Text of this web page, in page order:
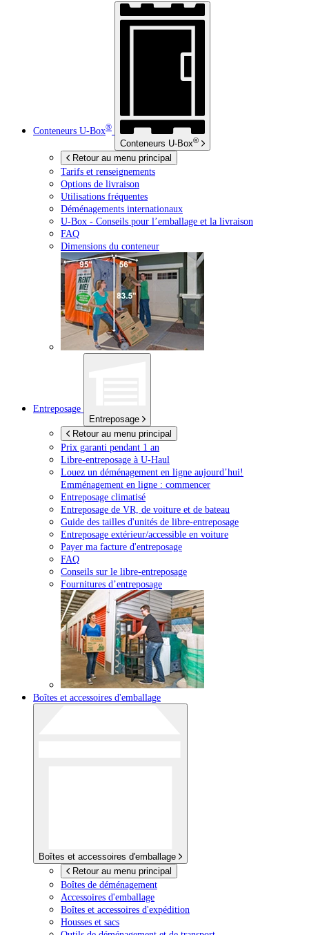
Conteneurs U-Box®
Conteneurs U-Box®
Retour au menu principal
Tarifs et renseignements
Options de livraison
Utilisations fréquentes
Déménagements internationaux
U-Box - Conseils pour l’emballage et la livraison
FAQ
Dimensions du conteneur
Entreposage
Entreposage
Retour au menu principal
Prix garanti pendant 1 an
Libre-entreposage à U-Haul
Louez un déménagement en ligne aujourd’hui!
Emménagement en ligne : commencer
Entreposage climatisé
Entreposage de VR, de voiture et de bateau
Guide des tailles d'unités de libre-entreposage
Entreposage extérieur/accessible en voiture
Payer ma facture d'entreposage
FAQ
Conseils sur le libre-entreposage
Fournitures d’entreposage
Boîtes et accessoires d'emballage
Boîtes et accessoires d'emballage
Retour au menu principal
Boîtes de déménagement
Accessoires d'emballage
Boîtes et accessoires d'expédition
Housses et sacs